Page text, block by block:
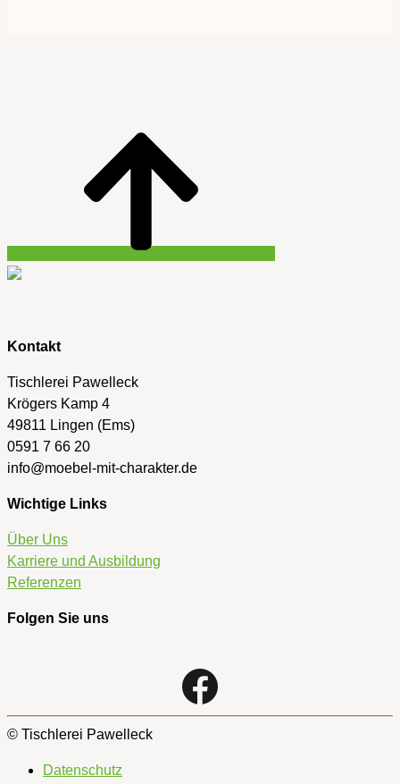
Kontakt
Tischlerei Pawelleck
Krögers Kamp 4
49811 Lingen (Ems)
0591 7 66 20
info@moebel-mit-charakter.de
Wichtige Links
Über Uns
Karriere und Ausbildung
Referenzen
Folgen Sie uns
© Tischlerei Pawelleck
Datenschutz